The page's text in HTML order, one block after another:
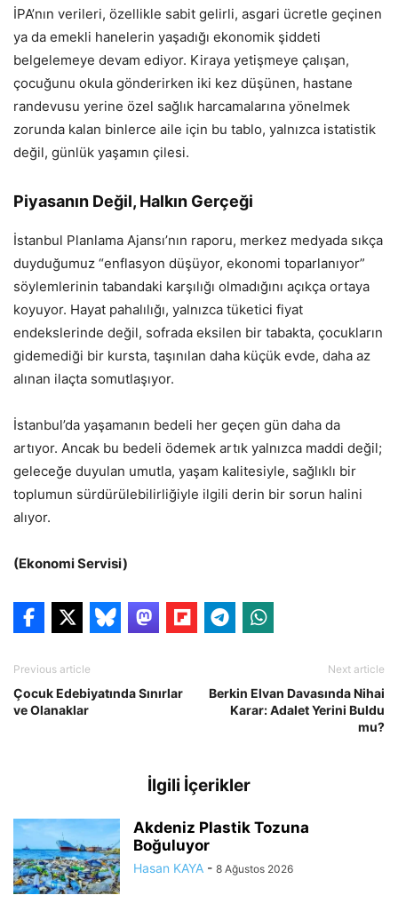
İPA’nın verileri, özellikle sabit gelirli, asgari ücretle geçinen
ya da emekli hanelerin yaşadığı ekonomik şiddeti
belgelemeye devam ediyor. Kiraya yetişmeye çalışan,
çocuğunu okula gönderirken iki kez düşünen, hastane
randevusu yerine özel sağlık harcamalarına yönelmek
zorunda kalan binlerce aile için bu tablo, yalnızca istatistik
değil, günlük yaşamın çilesi.
Piyasanın Değil, Halkın Gerçeği
İstanbul Planlama Ajansı’nın raporu, merkez medyada sıkça
duyduğumuz “enflasyon düşüyor, ekonomi toparlanıyor”
söylemlerinin tabandaki karşılığı olmadığını açıkça ortaya
koyuyor. Hayat pahalılığı, yalnızca tüketici fiyat
endekslerinde değil, sofrada eksilen bir tabakta, çocukların
gidemediği bir kursta, taşınılan daha küçük evde, daha az
alınan ilaçta somutlaşıyor.
İstanbul’da yaşamanın bedeli her geçen gün daha da
artıyor. Ancak bu bedeli ödemek artık yalnızca maddi değil;
geleceğe duyulan umutla, yaşam kalitesiyle, sağlıklı bir
toplumun sürdürülebilirliğiyle ilgili derin bir sorun halini
alıyor.
(Ekonomi Servisi)
Previous article
Çocuk Edebiyatında Sınırlar
ve Olanaklar
Next article
Berkin Elvan Davasında Nihai
Karar: Adalet Yerini Buldu
mu?
İlgili İçerikler
Akdeniz Plastik Tozuna
Boğuluyor
Hasan KAYA - 8 Ağustos 2026